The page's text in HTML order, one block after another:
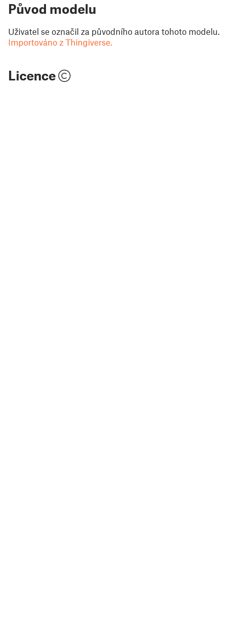
Původ modelu
Uživatel se označil za původního autora tohoto modelu.
Importováno z Thingiverse.
Licence